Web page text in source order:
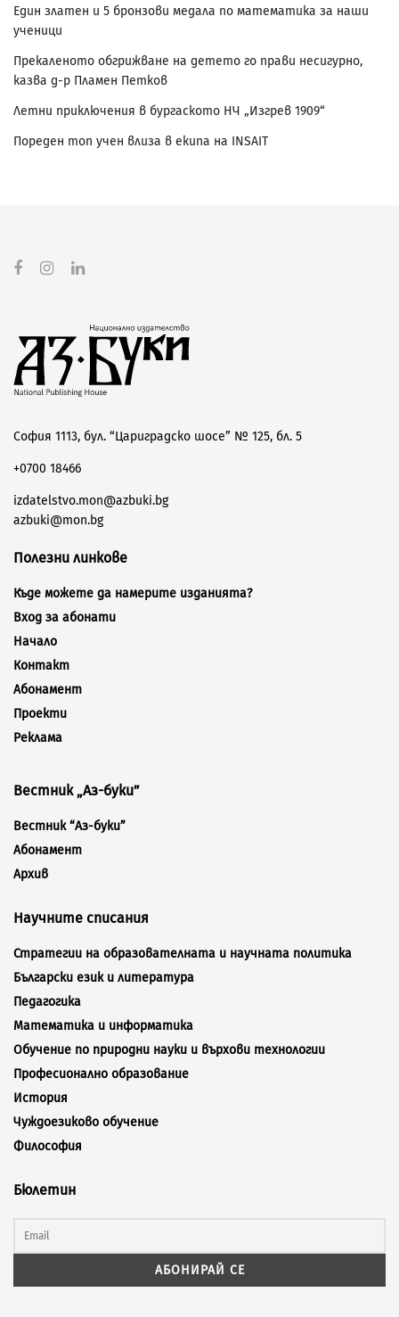
Един златен и 5 бронзови медала по математика за наши
ученици
Прекаленото обгрижване на детето го прави несигурно,
казва д-р Пламен Петков
Летни приключения в бургаското НЧ „Изгрев 1909“
Пореден топ учен влиза в екипа на INSAIT
София 1113, бул. “Цариградско шосе” № 125, бл. 5
+0700 18466
izdatelstvo.mon@azbuki.bg
azbuki@mon.bg
Полезни линкове
Къде можете да намерите изданията?
Вход за абонати
Начало
Контакт
Абонамент
Проекти
Реклама
Вестник „Аз-буки”
Вестник “Аз-буки”
Абонамент
Архив
Научните списания
Стратегии на образователната и научната политика
Български език и литература
Педагогика
Математика и информатика
Обучение по природни науки и върхови технологии
Професионално образование
История
Чуждоезиково обучение
Философия
Бюлетин